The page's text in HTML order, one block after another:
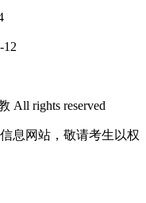
12
All rights reserved
息网站，敬请考生以权